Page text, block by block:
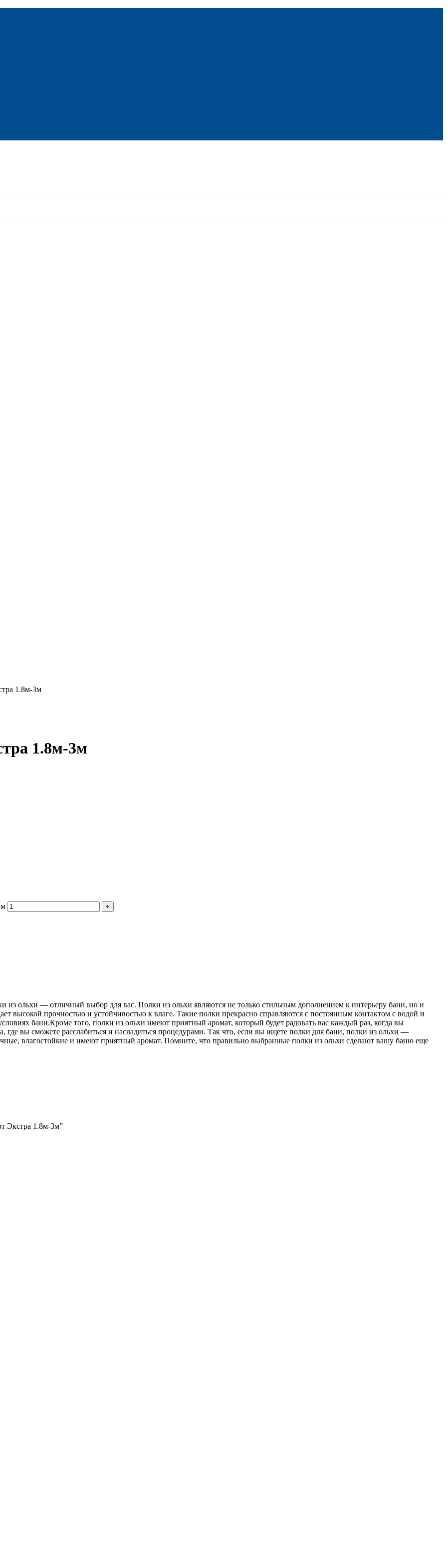
1.8м-3м
1.8м-3м
из ольхи — отличный выбор для вас. Полки из ольхи являются не только стильным дополнением к интерьеру бани, но и
высокой прочностью и устойчивостью к влаге. Такие полки прекрасно справляются с постоянным контактом с водой и
бани.Кроме того, полки из ольхи имеют приятный аромат, который будет радовать вас каждый раз, когда вы
вы сможете расслабиться и насладиться процедурами. Так что, если вы ищете полки для бани, полки из ольхи —
влагостойкие и имеют приятный аромат. Помните, что правильно выбранные полки из ольхи сделают вашу баню еще
Экстра 1.8м-3м”